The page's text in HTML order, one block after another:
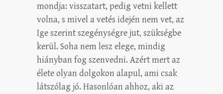
mondja: visszatart, pedig vetni kellett
volna, s mivel a vetés idején nem vet, az
Ige szerint szegénységre jut, szükségbe
kerül. Soha nem lesz elege, mindig
hiányban fog szenvedni. Azért mert az
élete olyan dolgokon alapul, ami csak
látszólag jó. Hasonlóan ahhoz, aki az